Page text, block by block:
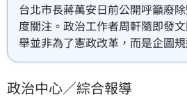
台北市長蔣萬安日前公開呼籲廢
度關注。政治工作者周軒隨即發
舉並非為了憲政改革，而是企圖
察調查。周軒更具體盤點包含大
議，直指蔣萬安是因擔心爛攤子被
政治中心／綜合報導